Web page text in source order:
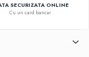
SECURIZATA ONLINE
Cu un card bancar